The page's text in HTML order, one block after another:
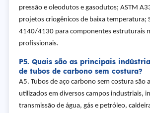
pressão e oleodutos e gasodutos; ASTM
projetos criogênicos de baixa temperatura;
4140/4130 para componentes estruturais
profissionais.
P5. Quais são as principais
de tubos de carbono sem costura?
A5. Tubos de aço carbono sem costura são
utilizados em diversos campos industriais,
transmissão de água, gás e petróleo,